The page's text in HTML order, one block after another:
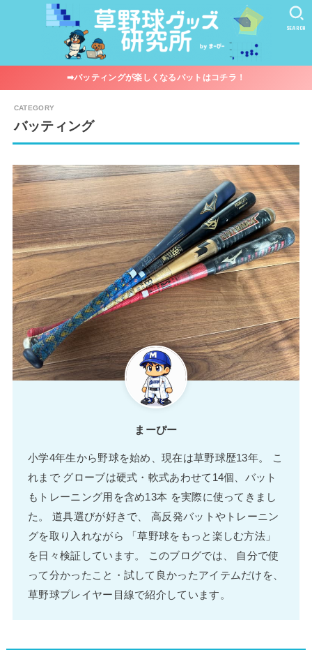
SEARCH
➡︎バッティングが楽しくなるバットはコチラ！
バッティング
まーぴー
小学4年生から野球を始め、現在は草野球歴13年。 こ
れまで グローブは硬式・軟式あわせて14個、バット
もトレーニング用を含め13本 を実際に使ってきまし
た。 道具選びが好きで、 高反発バットやトレーニン
グを取り入れながら 「草野球をもっと楽しむ方法」
を日々検証しています。 このブログでは、 自分で使
って分かったこと・試して良かったアイテムだけを、
草野球プレイヤー目線で紹介しています。